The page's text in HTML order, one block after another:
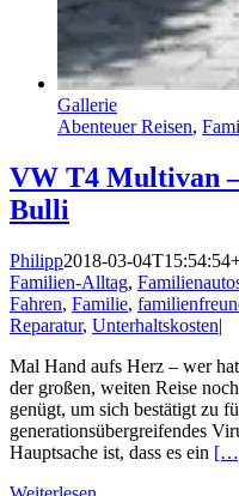
Gallerie
Abenteuer Reisen,
VW T4 Multivan
Bulli
Philipp2018-03-
Familien-Alltag,
Fahren, Familie,
Reparatur, Unterhaltskosten|
Mal Hand aufs Herz – wer
der großen, weiten Reise
genügt, um sich bestätigt zu
generationsübergreifendes
Hauptsache ist, dass es ein